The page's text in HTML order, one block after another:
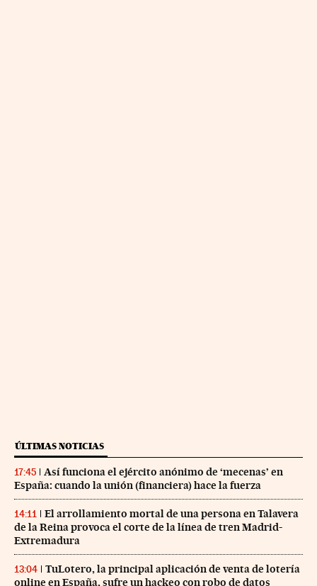
ÚLTIMAS NOTICIAS
17:45
Así funciona el ejército anónimo de ‘mecenas’ en
España: cuando la unión (financiera) hace la fuerza
14:11
El arrollamiento mortal de una persona en Talavera
de la Reina provoca el corte de la línea de tren Madrid-
Extremadura
13:04
TuLotero, la principal aplicación de venta de lotería
online en España, sufre un hackeo con robo de datos